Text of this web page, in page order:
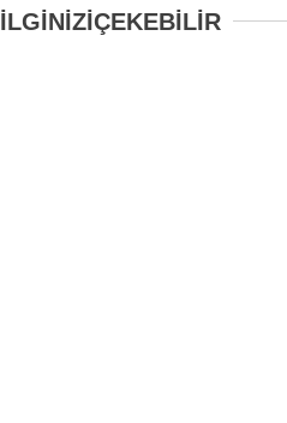
İLGİNİZİÇEKEBİLİR